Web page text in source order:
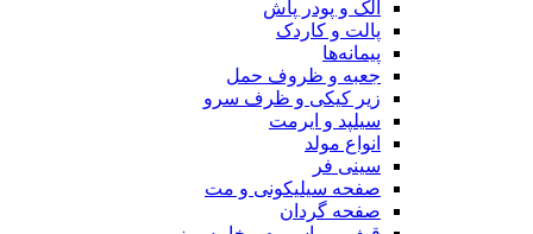
الک و پودر پاش
پالت و کاردک
پیمانه‌ها
جعبه و ظروف حمل
زیر کیکی و ظرف سرو
سیلپد و ایرمت
انواع مولد
سینی فر
صفحه سیلیکونی و مت
صفحه گردان